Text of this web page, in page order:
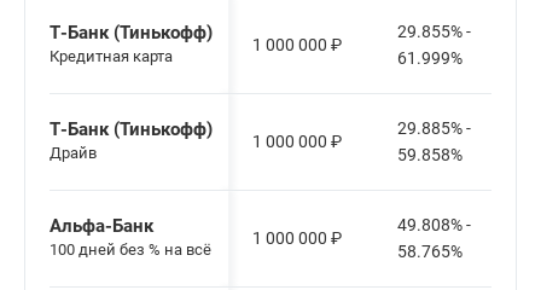
Т-Банк (Тинькофф)
Кредитная карта
1 000 000 ₽
29.855% -
61.999%
Т-Банк (Тинькофф)
Драйв
1 000 000 ₽
29.885% -
59.858%
Альфа-Банк
100 дней без % на всё
1 000 000 ₽
49.808% -
58.765%